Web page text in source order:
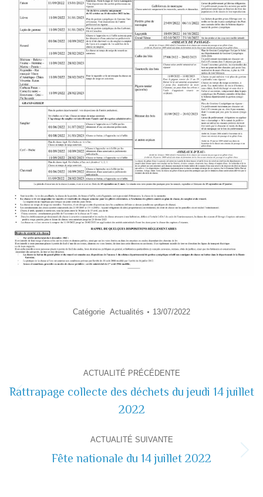
Catégorie Actualités 13/07/2022
de
commentaire
ACTUALITÉ PRÉCÉDENTE
précédente
Rattrapage collecte des déchets du jeudi 14 juillet
2022
ACTUALITÉ SUIVANTE
Actualité
Fête nationale du 14 juillet 2022